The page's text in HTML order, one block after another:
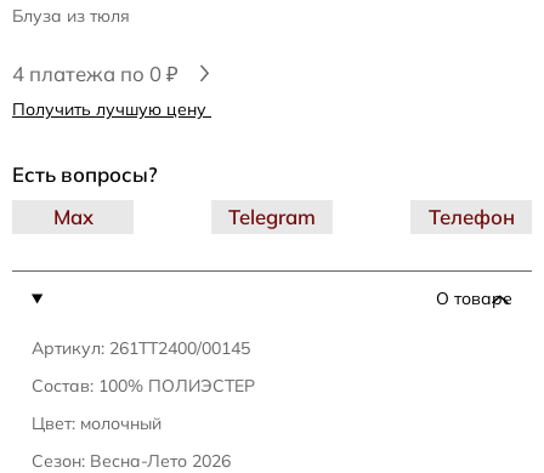
Блуза из тюля
4 платежа по 0 ₽
Получить лучшую цену
О товаре
Артикул: 261TT2400/00145
Состав: 100% ПОЛИЭСТЕР
Цвет: молочный
Сезон: Весна-Лето 2026
Есть вопросы?
Telegram
Max Телефон